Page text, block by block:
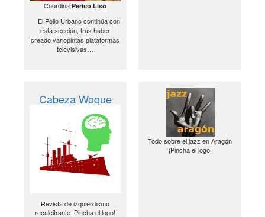
Coordina:Perico Liso
El Pollo Urbano continúa con
esta sección, tras haber
creado variopintas plataformas
televisivas…
Cabeza Woque
Revista de izquierdismo
recalcitrante ¡Pincha el logo!
Todo sobre el jazz en Aragón
¡Pincha el logo!